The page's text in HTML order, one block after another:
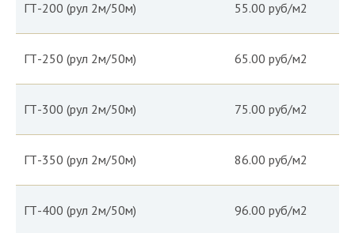
ГТ-200 (рул 2м/50м) 55.00 руб/м2
ГТ-250 (рул 2м/50м) 65.00 руб/м2
ГТ-300 (рул 2м/50м) 75.00 руб/м2
ГТ-350 (рул 2м/50м) 86.00 руб/м2
ГТ-400 (рул 2м/50м) 96.00 руб/м2